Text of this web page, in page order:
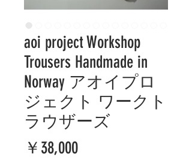
aoi project Workshop
Trousers Handmade in
Norway アオイプロ
ジェクト ワークト
ラウザーズ
￥38,000価